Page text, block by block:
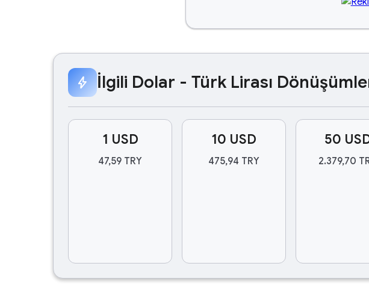
bolt İlgili Dolar - Türk Lirası
1 USD
47,59 TRY
10 USD
475,94 TRY
50
2.379,70